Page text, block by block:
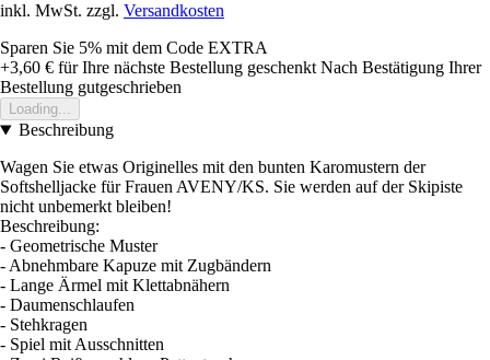
inkl. MwSt. zzgl. Versandkosten
Sparen Sie 5% mit dem Code EXTRA
+3,60 € für Ihre nächste Bestellung geschenkt Nach Bestätigung Ihrer
Bestellung gutgeschrieben
Loading...
Beschreibung
Wagen Sie etwas Originelles mit den bunten Karomustern der
Softshelljacke für Frauen AVENY/KS. Sie werden auf der Skipiste
nicht unbemerkt bleiben!
Beschreibung:
- Geometrische Muster
- Abnehmbare Kapuze mit Zugbändern
- Lange Ärmel mit Klettabnähern
- Daumenschlaufen
- Stehkragen
- Spiel mit Ausschnitten